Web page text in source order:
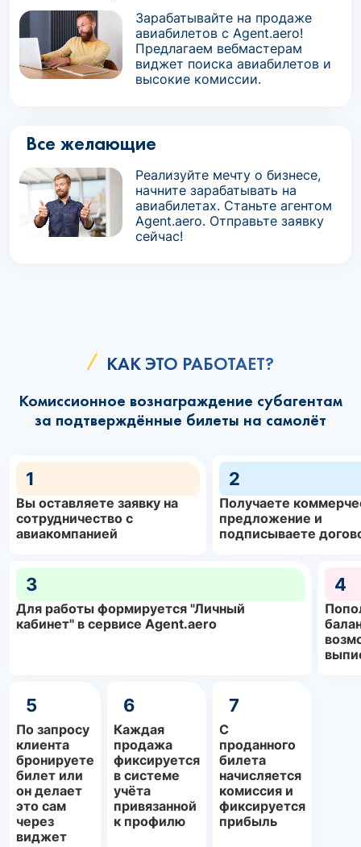
Зарабатывайте на продаже
авиабилетов с Agent.aero!
Предлагаем вебмастерам
виджет поиска авиабилетов и
высокие комиссии.
Все желающие
Реализуйте мечту о бизнесе,
начните зарабатывать на
авиабилетах. Станьте агентом
Agent.aero. Отправьте заявку
сейчас!
КАК ЭТО РАБОТАЕТ?
Комиссионное вознаграждение субагентам
за подтверждённые билеты на самолёт
1
Вы оставляете заявку на
сотрудничество с
авиакомпанией
2
Получаете
предложение и
подписываете
3
Для работы формируется "Личный
кабинет" в сервисе Agent.aero
4
5
По запросу
клиента
бронируете
билет или
он делает
это сам
через
виджет
6
Каждая
продажа
фиксируется
в системе
учёта
привязанной
к профилю
7
С
проданного
билета
начисляется
комиссия и
фиксируется
прибыль